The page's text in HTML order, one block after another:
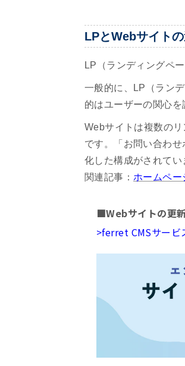
LPとWebサイト
LP（ランディングペ
一般的に、LP（ラン
的はユーザーの関心を
Webサイトは複数の
です。「お問い合わ
化した構成がされてい
関連記事： ホームペ
■Webサイトの更
>ferret CMSサービ